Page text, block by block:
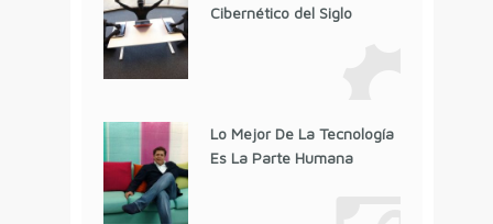
Cibernético del Siglo
Lo Mejor De La Tecnología
Es La Parte Humana